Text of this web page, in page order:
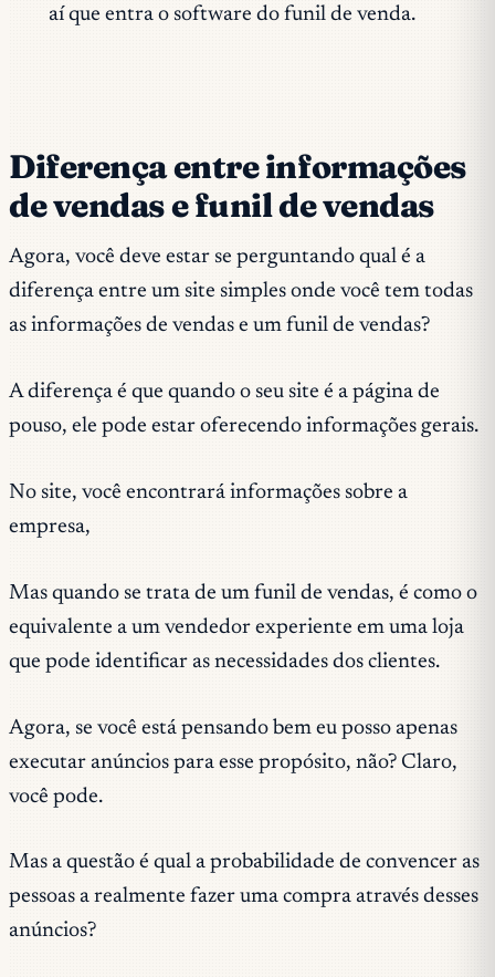
aí que entra o software do funil de venda.
Diferença entre informações
de vendas e funil de vendas
Agora, você deve estar se perguntando qual é a
diferença entre um site simples onde você tem todas
as informações de vendas e um funil de vendas?
A diferença é que quando o seu site é a página de
pouso, ele pode estar oferecendo informações gerais.
No site, você encontrará informações sobre a
empresa,
Mas quando se trata de um funil de vendas, é como o
equivalente a um vendedor experiente em uma loja
que pode identificar as necessidades dos clientes.
Agora, se você está pensando bem eu posso apenas
executar anúncios para esse propósito, não? Claro,
você pode.
Mas a questão é qual a probabilidade de convencer as
pessoas a realmente fazer uma compra através desses
anúncios?